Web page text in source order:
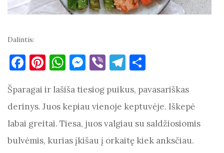
Dalintis:
F
c
e
b
o
Pi
er
es
t
W
at
s
A
p
M
se
n
g
er
Vi
er
T
e
gr
a
m
ar
e
Šparagai ir lašiša tiesiog puikus, pavasariškas
derinys. Juos kepiau vienoje keptuvėje. Iškepė
labai greitai. Tiesa, juos valgiau su saldžiosiomis
bulvėmis, kurias įkišau į orkaitę kiek anksčiau.